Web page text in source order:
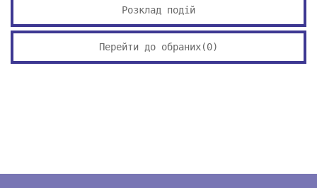
Розклад подій
Перейти до обраних(0)